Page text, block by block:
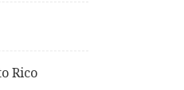
Rico